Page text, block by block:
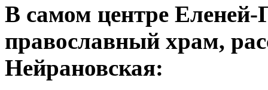
В самом центре Еленей-
православный храм,
Нейрановская: